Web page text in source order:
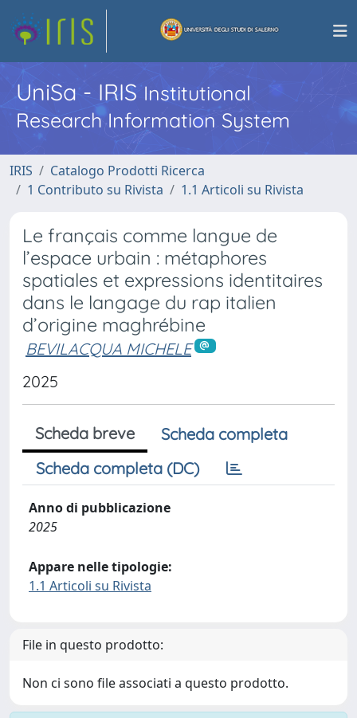
UniSa - IRISInstitutional
Research Information System
IRIS
Catalogo Prodotti Ricerca
1 Contributo su Rivista
1.1 Articoli su Rivista
Le français comme langue de
l’espace urbain : métaphores
spatiales et expressions identitaires
dans le langage du rap italien
d’origine maghrébine
BEVILACQUA MICHELE
2025
Scheda breve
Scheda completa
Scheda completa (DC)
Anno di pubblicazione
2025
Appare nelle tipologie:
1.1 Articoli su Rivista
File in questo prodotto:
Non ci sono file associati a questo prodotto.